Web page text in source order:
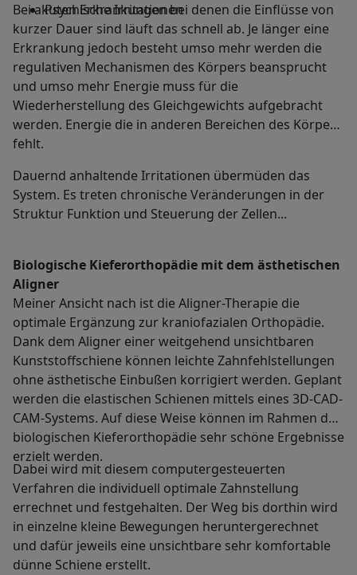
Psychische Irritationen
Bei akuten Erkrankungen bei denen die Einflüsse von
kurzer Dauer sind läuft das schnell ab. Je länger eine
Erkrankung jedoch besteht umso mehr werden die
regulativen Mechanismen des Körpers beansprucht
und umso mehr Energie muss für die
Wiederherstellung des Gleichgewichts aufgebracht
werden. Energie die in anderen Bereichen des Körpers
fehlt.
Dauernd anhaltende Irritationen übermüden das
System. Es treten chronische Veränderungen in der
Struktur Funktion und Steuerung der Zellen...
Biologische Kieferorthopädie mit dem ästhetischen
Aligner
Meiner Ansicht nach ist die Aligner-Therapie die
optimale Ergänzung zur kraniofazialen Orthopädie.
Dank dem Aligner einer weitgehend unsichtbaren
Kunststoffschiene können leichte Zahnfehlstellungen
ohne ästhetische Einbußen korrigiert werden. Geplant
werden die elastischen Schienen mittels eines 3D-CAD-
CAM-Systems. Auf diese Weise können im Rahmen der
biologischen Kieferorthopädie sehr schöne Ergebnisse
erzielt werden.
Dabei wird mit diesem computergesteuerten
Verfahren die individuell optimale Zahnstellung
errechnet und festgehalten. Der Weg bis dorthin wird
in einzelne kleine Bewegungen heruntergerechnet
und dafür jeweils eine unsichtbare sehr komfortable
dünne Schiene erstellt.